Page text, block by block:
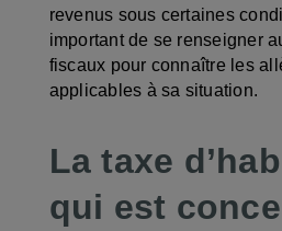
revenus sous certaines
important de se renseigner
fiscaux pour connaître les
applicables à sa situation.
La taxe
qui est